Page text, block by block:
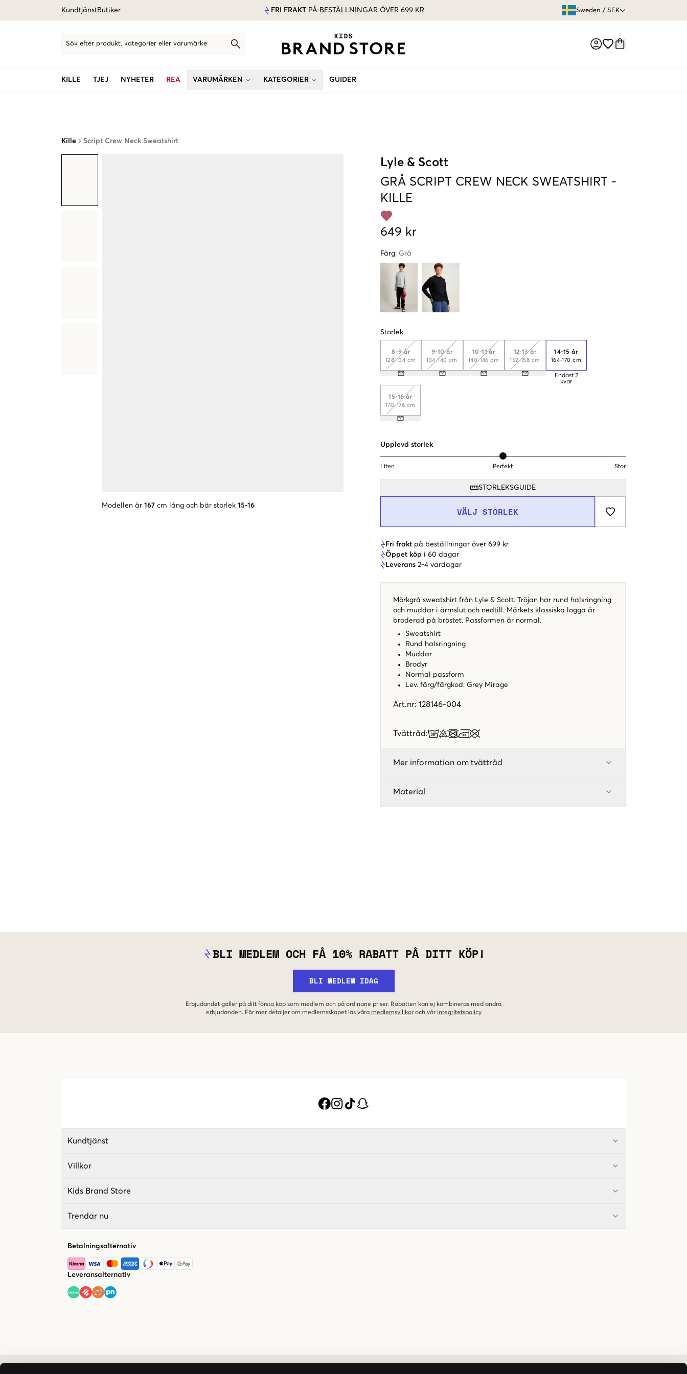
KundtjänstButiker FRI FRAKT PÅ BESTÄLLNINGAR ÖVER 699 KR Sweden / SEK
Sök efter produkt, kategorier eller varumärke
KILLE TJEJ NYHETER REA VARUMÄRKEN KATEGORIER GUIDER
Kille Script Crew Neck Sweatshirt
Modellen är 167 cm lång och bär storlek 15-16
Lyle & Scott
GRÅ SCRIPT CREW NECK SWEATSHIRT -
KILLE
649 kr
Färg: Grå
Storlek
8-9 år
128-134 cm
9-10 år
134-140 cm
10-11 år
140-146 cm
12-13 år
152-158 cm
14-15 år
164-170 cm
Endast 2
kvar
15-16 år
170-176 cm
Upplevd storlek
Liten Perfekt Stor
STORLEKSGUIDE
VÄLJ STORLEK
Fri frakt på beställningar över 699 kr
Öppet köp i 60 dagar
Leverans 2-4 vardagar
Mörkgrå sweatshirt från Lyle & Scott. Tröjan har rund halsringning
och muddar i ärmslut och nedtill. Märkets klassiska logga är
broderad på bröstet. Passformen är normal.
Sweatshirt
Rund halsringning
Muddar
Brodyr
Normal passform
Lev. färg/färgkod : Grey Mirage
Art.nr: 128146-004
Tvättråd:
Mer information om tvättråd
Material
BLI MEDLEM OCH FÅ 10% RABATT PÅ DITT KÖP!
BLI MEDLEM IDAG
Erbjudandet gäller på ditt första köp som medlem och på ordinarie priser. Rabatten kan ej kombineras med andra
erbjudanden. För mer detaljer om medlemsskapet läs våra medlemsvillkor och vår integritetspolicy
Kundtjänst
Villkor
Kids Brand Store
Trendar nu
Betalningsalternativ
Leveransalternativ